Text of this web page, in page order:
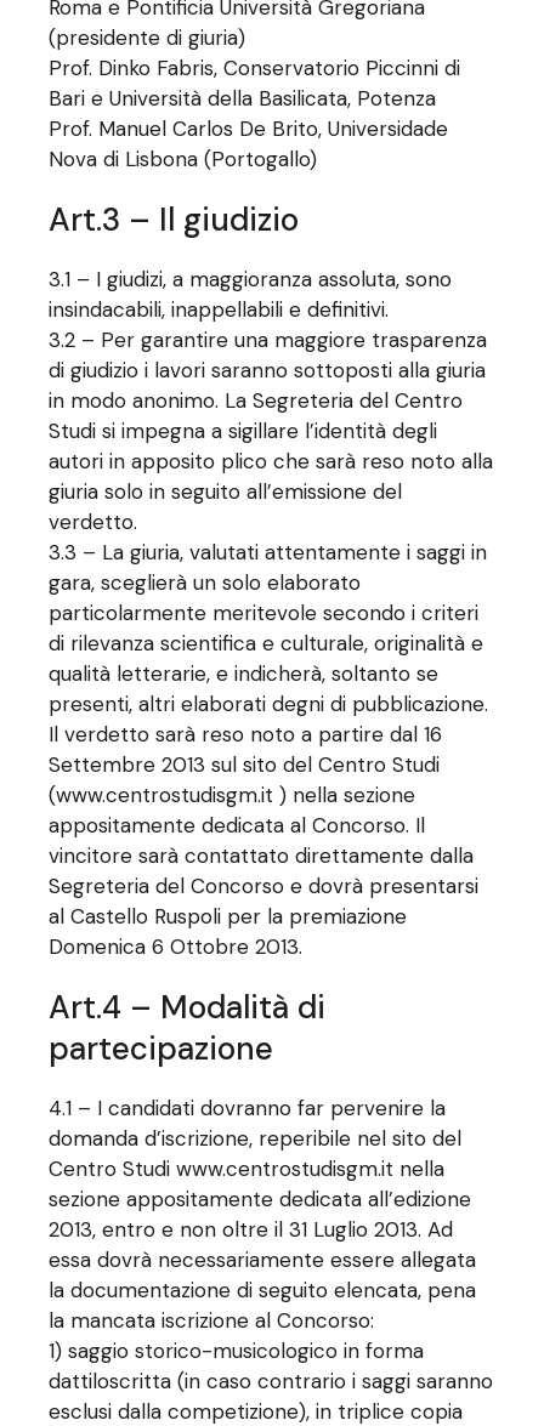
Roma e Pontificia Università Gregoriana
(presidente di giuria)
Prof. Dinko Fabris, Conservatorio Piccinni di
Bari e Università della Basilicata, Potenza
Prof. Manuel Carlos De Brito, Universidade
Nova di Lisbona (Portogallo)
Art.3 – Il giudizio
3.1 – I giudizi, a maggioranza assoluta, sono
insindacabili, inappellabili e definitivi.
3.2 – Per garantire una maggiore trasparenza
di giudizio i lavori saranno sottoposti alla giuria
in modo anonimo. La Segreteria del Centro
Studi si impegna a sigillare l’identità degli
autori in apposito plico che sarà reso noto alla
giuria solo in seguito all’emissione del
verdetto.
3.3 – La giuria, valutati attentamente i saggi in
gara, sceglierà un solo elaborato
particolarmente meritevole secondo i criteri
di rilevanza scientifica e culturale, originalità e
qualità letterarie, e indicherà, soltanto se
presenti, altri elaborati degni di pubblicazione.
Il verdetto sarà reso noto a partire dal 16
Settembre 2013 sul sito del Centro Studi
(www.centrostudisgm.it ) nella sezione
appositamente dedicata al Concorso. Il
vincitore sarà contattato direttamente dalla
Segreteria del Concorso e dovrà presentarsi
al Castello Ruspoli per la premiazione
Domenica 6 Ottobre 2013.
Art.4 – Modalità di
partecipazione
4.1 – I candidati dovranno far pervenire la
domanda d’iscrizione, reperibile nel sito del
Centro Studi www.centrostudisgm.it nella
sezione appositamente dedicata all’edizione
2013, entro e non oltre il 31 Luglio 2013. Ad
essa dovrà necessariamente essere allegata
la documentazione di seguito elencata, pena
la mancata iscrizione al Concorso:
1) saggio storico-musicologico in forma
dattiloscritta (in caso contrario i saggi saranno
esclusi dalla competizione), in triplice copia